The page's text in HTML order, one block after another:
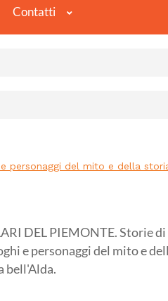
Contatti
e personaggi del mito e della
DEL PIEMONTE. Storie
e personaggi del mito e
bell'Alda.